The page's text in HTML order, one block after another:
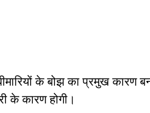
के बोझ का प्रमुख कारण
के कारण होगी।